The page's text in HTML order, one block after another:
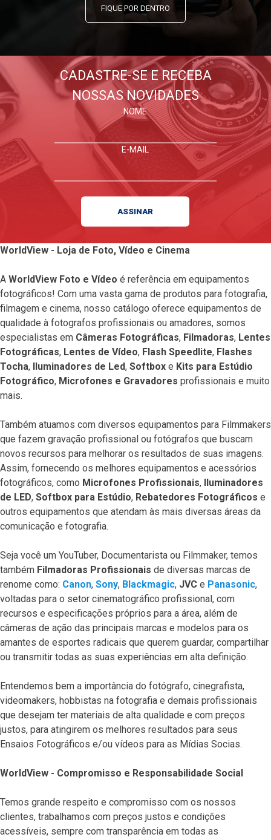
FIQUE POR DENTRO
CADASTRE-SE E RECEBA
NOSSAS NOVIDADES
NOME
E-MAIL
WorldView - Loja de Foto, Vídeo e Cinema
A WorldView Foto e Vídeo é referência em equipamentos
fotográficos! Com uma vasta gama de produtos para fotografia,
filmagem e cinema, nosso catálogo oferece equipamentos de
qualidade à fotografos profissionais ou amadores, somos
especialistas em Câmeras Fotográficas, Filmadoras, Lentes
Fotográficas, Lentes de Vídeo, Flash Speedlite, Flashes
Tocha, Iluminadores de Led, Softbox e Kits para Estúdio
Fotográfico, Microfones e Gravadores profissionais e muito
mais.
Também atuamos com diversos equipamentos para Filmmakers
que fazem gravação profissional ou fotógrafos que buscam
novos recursos para melhorar os resultados de suas imagens.
Assim, fornecendo os melhores equipamentos e acessórios
fotográficos, como Microfones Profissionais, Iluminadores
de LED, Softbox para Estúdio, Rebatedores Fotográficos e
outros equipamentos que atendam às mais diversas áreas da
comunicação e fotografia.
Seja você um YouTuber, Documentarista ou Filmmaker, temos
também Filmadoras Profissionais de diversas marcas de
renome como: Canon, Sony, Blackmagic, JVC e Panasonic,
voltadas para o setor cinematográfico profissional, com
recursos e especificações próprios para a área, além de
câmeras de ação das principais marcas e modelos para os
amantes de esportes radicais que querem guardar, compartilhar
ou transmitir todas as suas experiências em alta definição.
Entendemos bem a importância do fotógrafo, cinegrafista,
videomakers, hobbistas na fotografia e demais profissionais
que desejam ter materiais de alta qualidade e com preços
justos, para atingirem os melhores resultados para seus
Ensaios Fotográficos e/ou vídeos para as Mídias Socias.
WorldView - Compromisso e Responsabilidade Social
Temos grande respeito e compromisso com os nossos
clientes, trabalhamos com preços justos e condições
acessíveis, sempre com transparência em todas as